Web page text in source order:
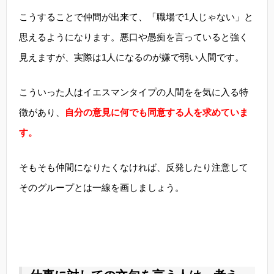
こうすることで仲間が出来て、「職場で1人じゃない」と
思えるようになります。悪口や愚痴を言っていると強く
見えますが、実際は1人になるのが嫌で弱い人間です。
こういった人はイエスマンタイプの人間をを気に入る特
徴があり、
自分の意見に何でも同意する人を求めていま
す。
そもそも仲間になりたくなければ、反発したり注意して
そのグループとは一線を画しましょう。